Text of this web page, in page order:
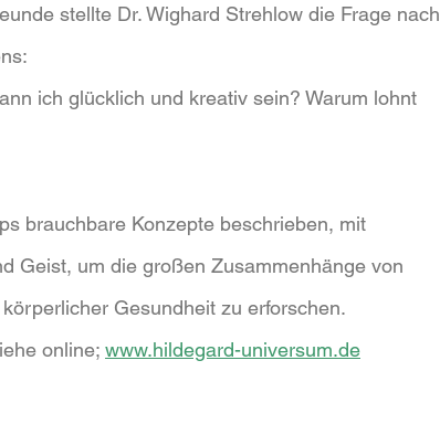
stellte Dr. Wighard Strehlow die Frage nach
ich glücklich und kreativ sein? Warum lohnt
brauchbare Konzepte beschrieben, mit
Geist, um die großen Zusammenhänge von
Gesundheit zu erforschen.
online; www.hildegard-universum.de